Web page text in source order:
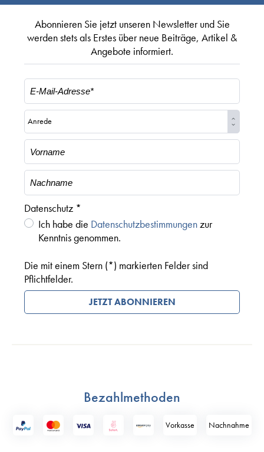
Abonnieren Sie jetzt unseren Newsletter und Sie
werden stets als Erstes über neue Beiträge, Artikel &
Angebote informiert.
Datenschutz *
Ich habe die Datenschutzbestimmungenzur
Kenntnis genommen.
Die mit einem Stern (*) markierten Felder sind
Pflichtfelder.
JETZT ABONNIEREN
Bezahlmethoden
Vorkasse Nach­nahme